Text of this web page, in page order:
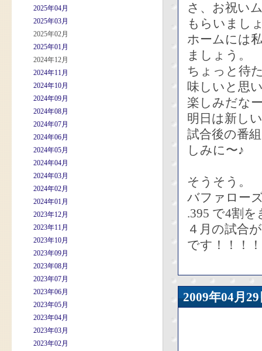
2025年04月
2025年03月
2025年02月
2025年01月
2024年12月
2024年11月
2024年10月
2024年09月
2024年08月
2024年07月
2024年06月
2024年05月
2024年04月
2024年03月
2024年02月
2024年01月
2023年12月
2023年11月
2023年10月
2023年09月
2023年08月
2023年07月
2023年06月
2023年05月
2023年04月
2023年03月
2023年02月
さ、お祝い
もらいまし
ホームには
ましょう。
ちょっと待
味しいと思
楽しみだな
明日は新し
試合後の番
しみに〜♪
そうそう。
バファロー
.395 で4割
４月の試合
です！！！！
2009年04